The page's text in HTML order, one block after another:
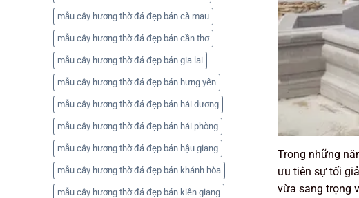
mẫu cây hương thờ đá đẹp bán cà mau
mẫu cây hương thờ đá đẹp bán cần thơ
mẫu cây hương thờ đá đẹp bán gia lai
mẫu cây hương thờ đá đẹp bán hưng yên
mẫu cây hương thờ đá đẹp bán hải dương
mẫu cây hương thờ đá đẹp bán hải phòng
mẫu cây hương thờ đá đẹp bán hậu giang
mẫu cây hương thờ đá đẹp bán khánh hòa
mẫu cây hương thờ đá đẹp bán kiên giang
Trong những
ưu tiên sự tối
vừa sang trọng